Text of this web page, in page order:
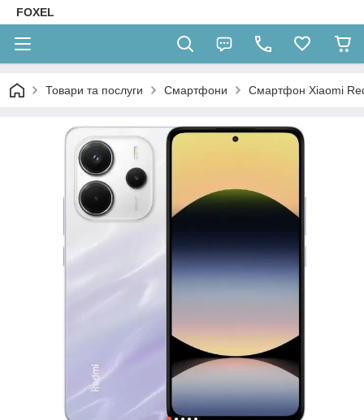
FOXEL
Товари та послуги Смартфони Смартфон Xiaomi